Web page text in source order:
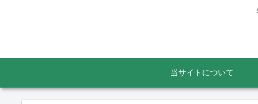
当サイトについて